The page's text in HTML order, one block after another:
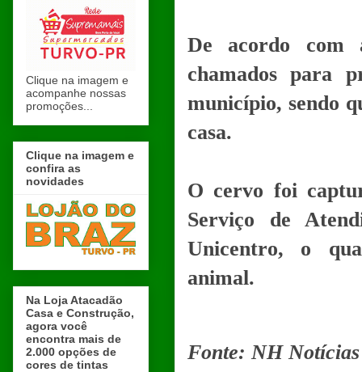
De acordo com
chamados para
município, sendo
casa.
O cervo foi
Serviço de
Unicentro, o
animal.
Fonte: NH Notícias
Clique na imagem e
acompanhe nossas
promoções...
Clique na imagem e
confira as
novidades
Na Loja Atacadão
Casa e Construção,
agora você
encontra mais de
2.000 opções de
cores de tintas